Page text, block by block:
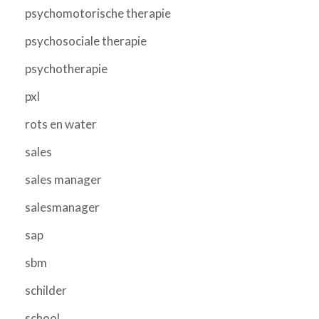
psychomotorische therapie
psychosociale therapie
psychotherapie
pxl
rots en water
sales
sales manager
salesmanager
sap
sbm
schilder